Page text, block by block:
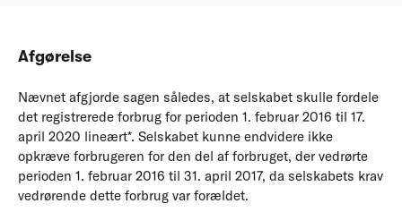
Afgørelse
Nævnet afgjorde sagen således, at selskabet skulle fordele
det registrerede forbrug for perioden 1. februar 2016 til 17.
april 2020 lineært*. Selskabet kunne endvidere ikke
opkræve forbrugeren for den del af forbruget, der vedrørte
perioden 1. februar 2016 til 31. april 2017, da selskabets krav
vedrørende dette forbrug var forældet.